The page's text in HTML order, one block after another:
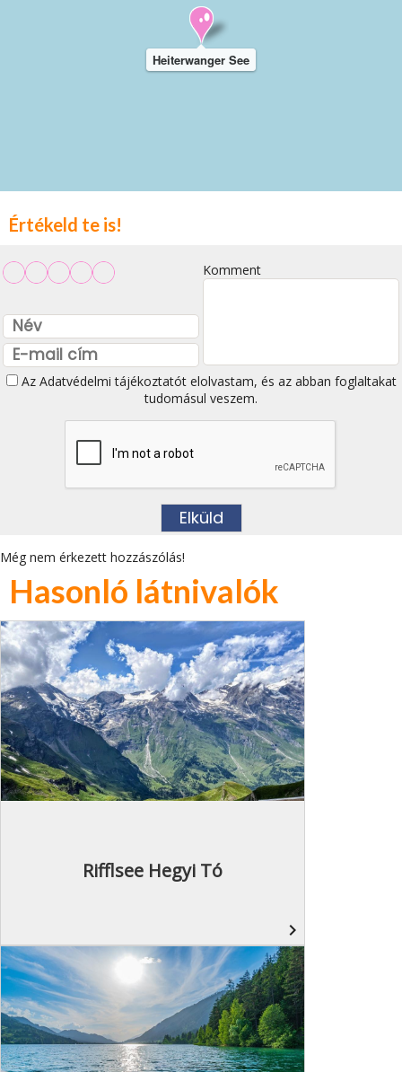
Heiterwanger See
Értékeld te is!
Komment
Az Adatvédelmi tájékoztatótelolvastam, és az abban foglaltakat
tudomásul veszem.
Még nem érkezett hozzászólás!
Hasonló látnivalók
Rifflsee Hegyi Tó
navigate_next